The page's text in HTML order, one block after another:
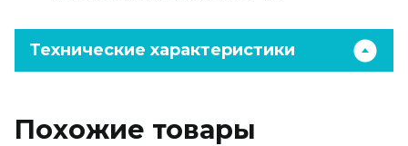
Технические характеристики
Похожие товары